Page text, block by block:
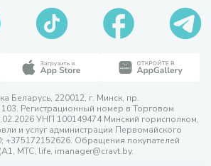
Беларусь, 220012, г. Минск, пр.
Регистрационный номер в Торговом
УНП 100149474 Минский горисполком,
и услуг администрации Первомайского
+375172152626. Обращения покупателей
МТС, life, imanager@cravt.by.